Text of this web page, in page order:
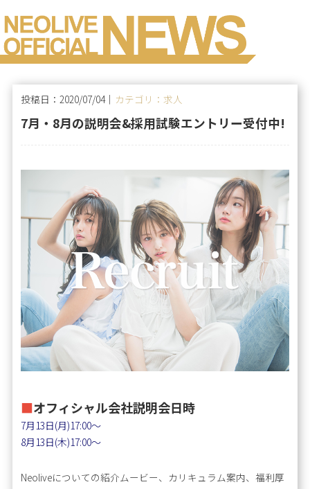
投稿日：2020/07/04｜ カテゴリ：求人
7月・8月の説明会&採用試験エントリー受付中!
■オフィシャル会社説明会日時
7月13日(月)17:00〜
8月13日(木)17:00〜
Neoliveについての紹介ムービー、カリキュラム案内、福利厚